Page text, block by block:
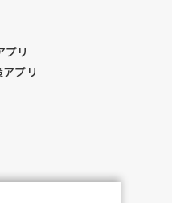
プリ
プリ